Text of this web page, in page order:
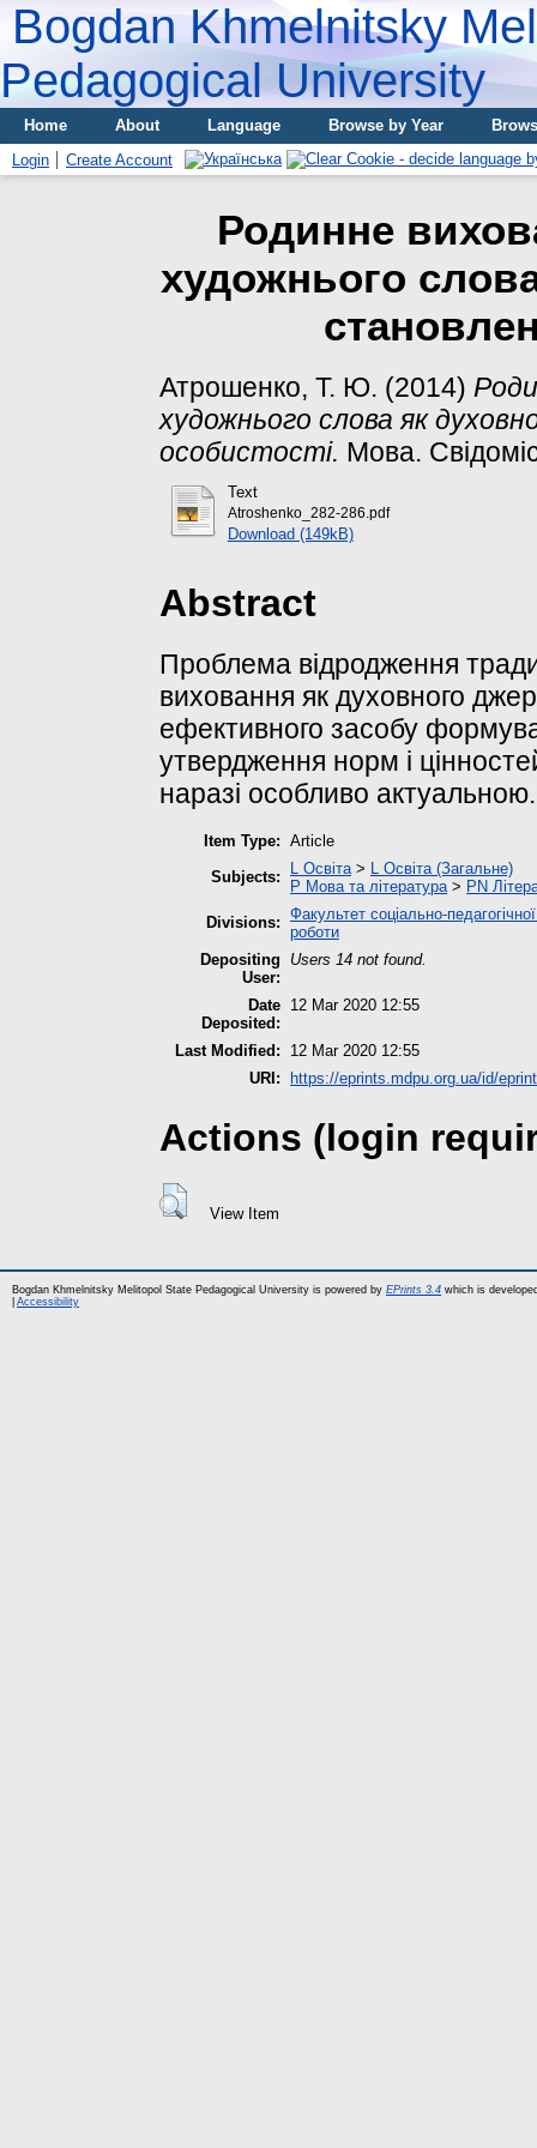
Bogdan Khmelnitsky
Pedagogical University
Home About Language Browse by Year
Login
Create Account
Родинне
художнього
Атрошенко, Т. Ю. (2014)
художнього слова як
особистості. Мова.
Text
Atroshenko_282-286.pdf
Download (149kB)
Abstract
Проблема відродження
виховання як духовного
ефективного засобу
утвердження норм і
наразі особливо актуальною.
Item Type: Article
Subjects:
L Освіта> L Освіта (Загальне)
P Мова та література> PN
Divisions: Факультет соціально-
роботи
Depositing
User:
Users 14 not found.
Date
Deposited:
12 Mar 2020 12:55
Last Modified:
12 Mar 2020 12:55
URI:
https://eprints.mdpu.org.ua/id/
Actions (login
View Item
Bogdan Khmelnitsky Melitopol State Pedagogical University is powered by EPrints 3.4 which is
Accessibility